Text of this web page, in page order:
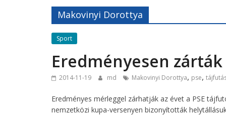
Televízió
honlapja
Makovinyi Dorottya
Sport
Eredményesen
2014-11-19 md Makovinyi Dorottya, pse,
Eredményes mérleggel zárhatják az évet a PSE
nemzetközi kupa-versenyen bizonyították